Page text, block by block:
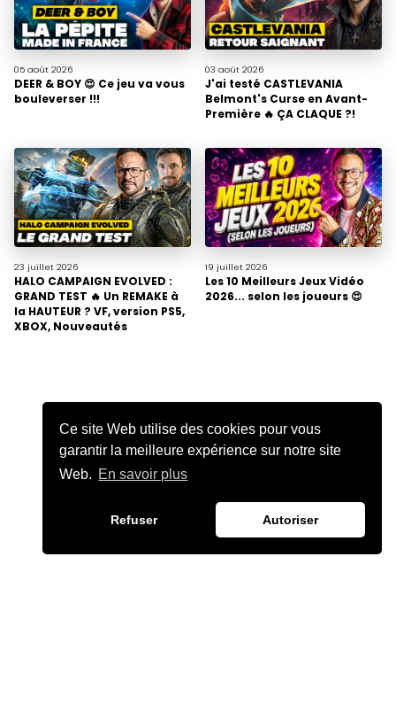
Ce site Web utilise des cookies pour vous
garantir la meilleure expérience sur notre site
Web. En savoir plus
Refuser Autoriser
05 août 2026
DEER & BOY 😍 Ce jeu va vous
bouleverser !!!
03 août 2026
J'ai testé CASTLEVANIA
Belmont's Curse en Avant-
Première 🔥 ÇA CLAQUE ?!
23 juillet 2026
HALO CAMPAIGN EVOLVED :
GRAND TEST 🔥 Un REMAKE à
la HAUTEUR ? VF, version PS5,
XBOX, Nouveautés
19 juillet 2026
Les 10 Meilleurs Jeux Vidéo
2026... selon les joueurs 😍